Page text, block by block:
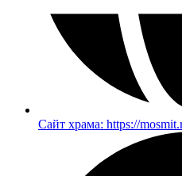
Сайт храма: https://